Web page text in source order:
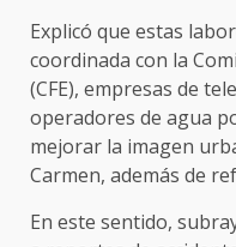
Explicó que estas
coordinada con la
(CFE), empresas de
operadores de agua
mejorar la imagen
Carmen, además de
En este sentido,